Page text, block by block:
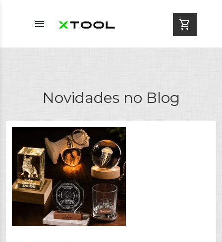
menu shopping_cart
Novidades no Blog